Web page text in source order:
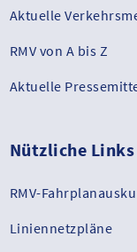
Aktuelle
RMV von A bis Z
Aktuelle
Nützliche Links
RMV-
Liniennetzpläne